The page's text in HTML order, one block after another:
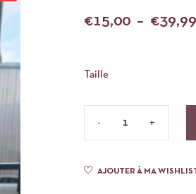
€15,00 – €39,99
Taille
AJOUTER À MA